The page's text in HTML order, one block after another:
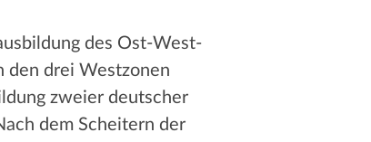
des Ost-West-
den drei Westzonen
zweier deutscher
dem Scheitern der